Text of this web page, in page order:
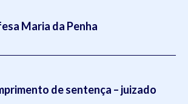
Maria da Penha
de sentença – juizado